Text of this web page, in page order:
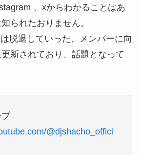
、xからわかることはあ
られたおりません。
脱退していった、メンバーに向
新されており、話題となって
@djshacho_offici